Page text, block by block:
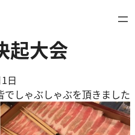
起大会
日
しゃぶしゃぶを頂きました